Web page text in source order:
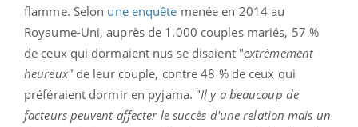
flamme. Selon une enquête menée en 2014 au
Royaume-Uni, auprès de 1.000 couples mariés, 57 %
de ceux qui dormaient nus se disaient "extrêmement
heureux"de leur couple, contre 48 % de ceux qui
préféraient dormir en pyjama. "Il y a beaucoup de
facteurs peuvent affecter le succès d'une relation mais un